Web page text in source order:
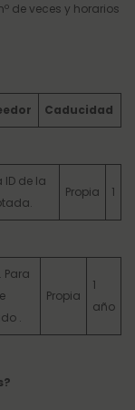
de veces y horarios
Caducidad
de la
Propia 1
.
Propia
1
año